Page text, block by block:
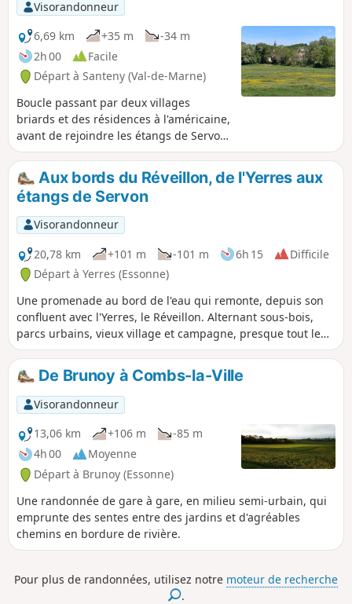
Visorandonneur
6,69 km
+35 m
-34 m
2h 00
Facile
Départ à Santeny (Val-de-Marne)
Boucle passant par deux villages
briards et des résidences à l'américaine,
avant de rejoindre les étangs de Servon,
lieu propice à de pique-nique. Le
paysage est très varié : bois, champs,
centre hippique et rivière jalonnent le
circuit.
Aux bords du Réveillon, de l'Yerres aux
étangs de Servon
Visorandonneur
20,78 km
+101 m -101 m 6h 15
Difficile
Départ à Yerres (Essonne)
Une promenade au bord de l'eau qui remonte, depuis son
confluent avec l'Yerres, le Réveillon. Alternant sous-bois,
parcs urbains, vieux village et campagne, presque tout le
circuit se fait avec le Réveillon à portée de vue.
De Brunoy à Combs-la-Ville
Visorandonneur
13,06 km
+106 m
-85 m
4h 00
Moyenne
Départ à Brunoy (Essonne)
Une randonnée de gare à gare, en milieu semi-urbain, qui
emprunte des sentes entre des jardins et d'agréables
chemins en bordure de rivière.
Pour plus de randonnées, utilisez notre moteur de recherche
.